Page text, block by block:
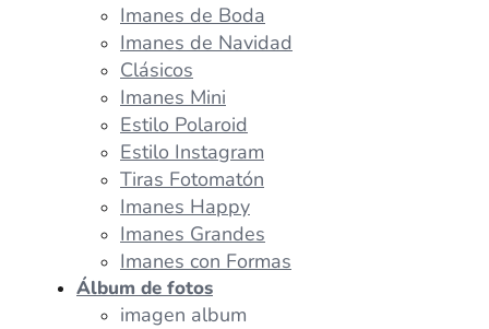
Imanes de Boda
Imanes de Navidad
Clásicos
Imanes Mini
Estilo Polaroid
Estilo Instagram
Tiras Fotomatón
Imanes Happy
Imanes Grandes
Imanes con Formas
Álbum de fotos
imagen album